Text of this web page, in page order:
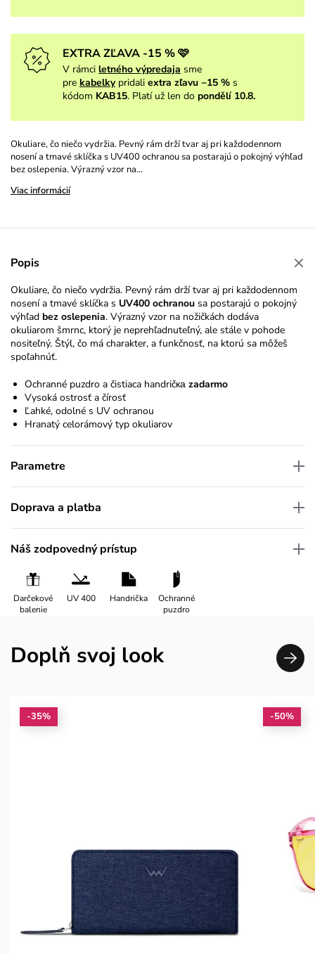
EXTRA ZĽAVA -15 % 🩷
V rámci letného výpredaja sme
pre kabelky pridali extra zľavu −15 % s
kódom KAB15. Platí už len do pondělí 10.8.
Okuliare, čo niečo vydržia. Pevný rám drží tvar aj pri každodennom
nosení a tmavé sklíčka s UV400 ochranou sa postarajú o pokojný výhľad
bez oslepenia. Výrazný vzor na…
Viac informácií
Popis
Okuliare, čo niečo vydržia. Pevný rám drží tvar aj pri každodennom
nosení a tmavé sklíčka s UV400 ochranou sa postarajú o pokojný
výhľad bez oslepenia. Výrazný vzor na nožičkách dodáva
okuliarom šmrnc, ktorý je neprehľadnuteľný, ale stále v pohode
nositeľný. Štýl, čo má charakter, a funkčnosť, na ktorú sa môžeš
spoľahnúť.
Ochranné puzdro a čistiaca handričка zadarmo
Vysoká ostrosť a čírosť
Ľahké, odolné s UV ochranou
Hranatý celorámový typ okuliarov
Parametre
Doprava a platba
Náš zodpovedný prístup
Darčekové
balenie
UV 400 Handrička
Ochranné
puzdro
Doplň svoj look
-35% -50%